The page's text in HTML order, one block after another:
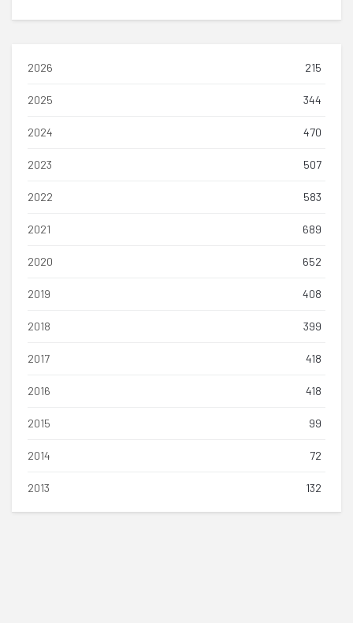
2026 215
2025 344
2024 470
2023 507
2022 583
2021 689
2020 652
2019 408
2018 399
2017 418
2016 418
2015 99
2014 72
2013 132